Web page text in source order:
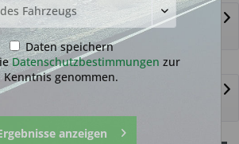
Daten speichern
Datenschutzbestimmungen zur
Kenntnis genommen.
anzeigen